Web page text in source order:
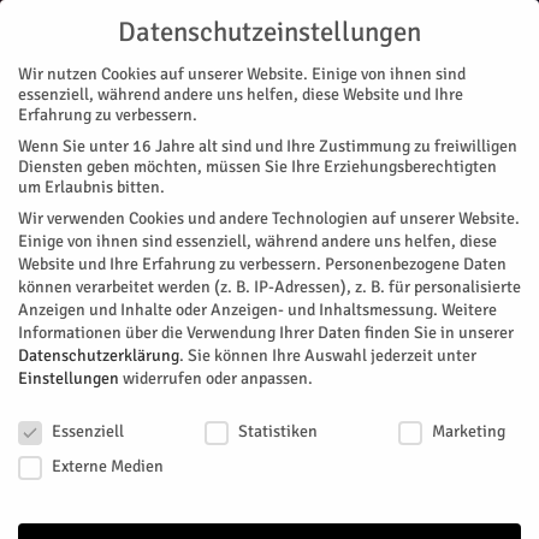
Start Nachrichten Region Jeden Tag ein neuer Beruf
NACHRICHTEN REGION
Jeden Tag ein neuer Beruf
Im Kreis Düren startet in den Sommerferien ein innovatives
Format der Berufsorientierung: Mit der Praktikumswoche
haben Jugendliche die Chance, jeden Tag ein neues
Unternehmen und einen neuen Beruf kennenzulernen.
Aktionszeitraum ist vom 20. Juli bis zum 1. September.
VonKreis Düren- Mai 15, 2026 73 0
Datenschutzeinstellungen
Wir nutzen Cookies auf unserer Website. Einige von ihnen sind
essenziell, während andere uns helfen, diese Website und Ihre
Erfahrung zu verbessern.
Wenn Sie unter 16 Jahre alt sind und Ihre Zustimmung zu freiwilligen
Diensten geben möchten, müssen Sie Ihre Erziehungsberechtigten
um Erlaubnis bitten.
Wir verwenden Cookies und andere Technologien auf unserer Website.
Einige von ihnen sind essenziell, während andere uns helfen, diese
Website und Ihre Erfahrung zu verbessern. Personenbezogene Daten
können verarbeitet werden (z. B. IP-Adressen), z. B. für personalisierte
Anzeigen und Inhalte oder Anzeigen- und Inhaltsmessung. Weitere
Informationen über die Verwendung Ihrer Daten finden Sie in unserer
Datenschutzerklärung. Sie können Ihre Auswahl jederzeit unter
Einstellungen widerrufen oder anpassen.
Essenziell
Statistiken
Marketing
Externe Medien